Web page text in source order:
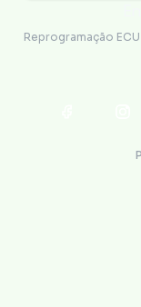
Reprogramação